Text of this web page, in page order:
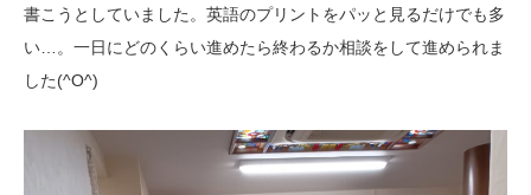
書こうとしていました。英語のプリントをパッと見るだけでも多
い…。一日にどのくらい進めたら終わるか相談をして進められま
した(^O^)